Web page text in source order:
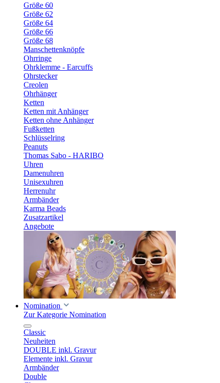
Größe 60
Größe 62
Größe 64
Größe 66
Größe 68
Manschettenknöpfe
Ohrringe
Ohrklemme - Earcuffs
Ohrstecker
Creolen
Ohrhänger
Ketten
Ketten mit Anhänger
Ketten ohne Anhänger
Fußketten
Schlüsselring
Peanuts
Thomas Sabo - HARIBO
Uhren
Damenuhren
Unisexuhren
Herrenuhr
Armbänder
Karma Beads
Zusatzartikel
Angebote
Nomination
Zur Kategorie Nomination
Classic
Neuheiten
DOUBLE inkl. Gravur
Elemente inkl. Gravur
Armbänder
Double